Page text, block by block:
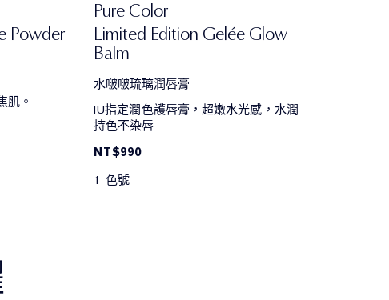
Powder
肌。
Pure Color
Limited Edition Gelée Glow
Balm
水啵啵琉璃潤唇膏
IU指定潤色護唇膏，超嫩水光感，水潤
持色不染唇
NT$990
1 色號